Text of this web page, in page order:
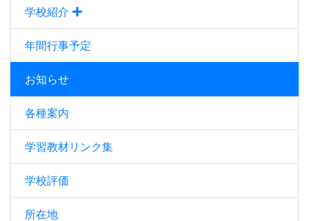
学校紹介
年間行事予定
お知らせ
各種案内
学習教材リンク集
学校評価
所在地